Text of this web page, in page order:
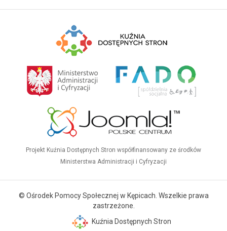
Projekt Kuźnia Dostępnych Stron współfinansowany ze środków
Ministerstwa Administracji i Cyfryzacji
© Ośrodek Pomocy Społecznej w Kępicach. Wszelkie prawa
zastrzeżone.
Kuźnia Dostępnych Stron